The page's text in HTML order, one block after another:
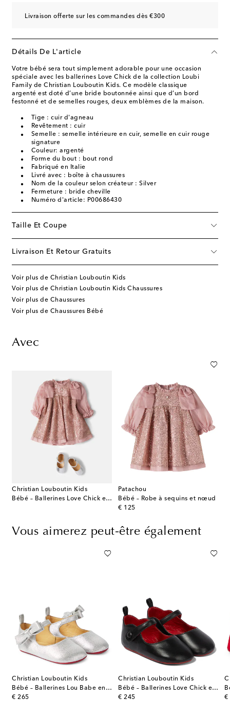
Livraison offerte sur les commandes dès €300
Détails De L'article
Votre bébé sera tout simplement adorable pour une occasion
spéciale avec les ballerines Love Chick de la collection Loubi
Family de Christian Louboutin Kids. Ce modèle classique
argenté est doté d’une bride boutonnée ainsi que d’un bord
festonné et de semelles rouges, deux emblèmes de la maison.
Tige : cuir d'agneau
Revêtement : cuir
Semelle : semelle intérieure en cuir, semelle en cuir rouge
signature
Couleur: argenté
Forme du bout : bout rond
Fabriqué en Italie
Livré avec : boîte à chaussures
Nom de la couleur selon créateur : Silver
Fermeture : bride cheville
Numéro d'article: P00686430
Taille Et Coupe
Livraison Et Retour Gratuits
Voir plus de Christian Louboutin Kids
Voir plus de Christian Louboutin Kids Chaussures
Voir plus de Chaussures
Voir plus de Chaussures Bébé
Avec
Christian Louboutin Kids
Bébé – Ballerines Love Chick en cuir métallisé
Patachou
Bébé – Robe à sequins et nœud
€ 125
original price
Vous aimerez peut-être également
Christian Louboutin Kids
Bébé – Ballerines Lou Babe en cuir
€ 265
original price
Christian Louboutin Kids
Bébé – Ballerines Love Chick en cuir
€ 245
original price €